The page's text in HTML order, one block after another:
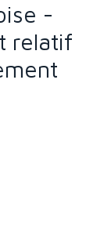
-
relatif